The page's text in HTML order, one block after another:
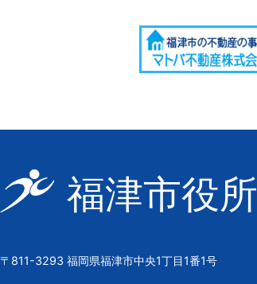
福
津
市
福津市役所
〒811-3293 福岡県福津市中央1丁目1番1号